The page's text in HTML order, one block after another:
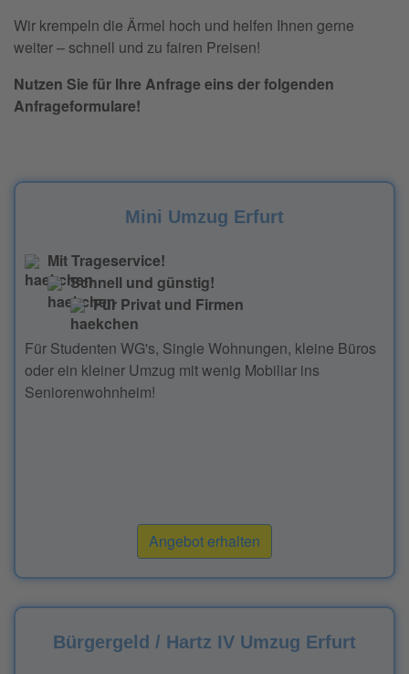
Wir krempeln die Ärmel hoch und helfen Ihnen gerne
weiter – schnell und zu fairen Preisen!
Nutzen Sie für Ihre Anfrage eins der folgenden
Anfrageformulare!
Mini Umzug Erfurt
Mit Trageservice!
Schnell und günstig!
Für Privat und Firmen
Für Studenten WG's, Single Wohnungen, kleine Büros
oder ein kleiner Umzug mit wenig Mobiliar ins
Seniorenwohnheim!
Angebot erhalten
Bürgergeld / Hartz IV Umzug Erfurt